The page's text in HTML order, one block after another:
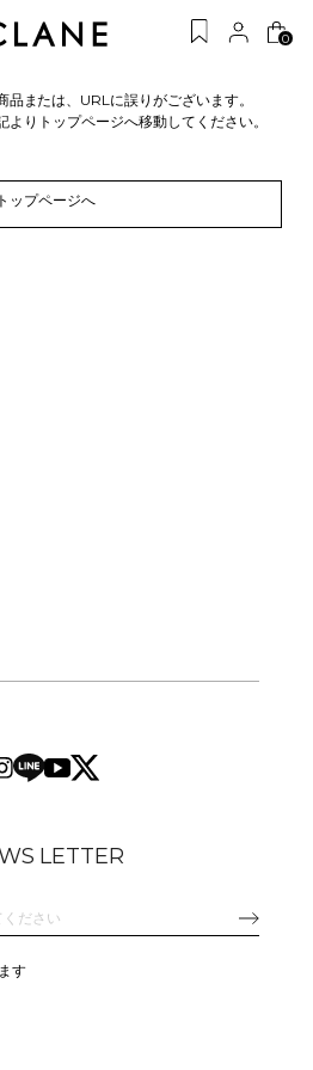
0
品または、URLに誤りがございます。
りトップページへ移動してください。
トップページへ
LETTER
す